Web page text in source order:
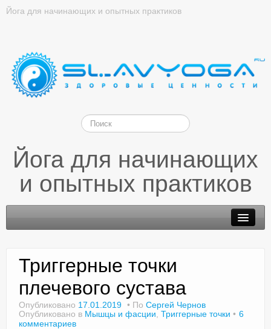
Йога для начинающих и опытных практиков
Йога для начинающих
и опытных практиков
Доктор Чернов
Триггерные точки
плечевого сустава
Опубликовано 17.01.2019 По Сергей Чернов
Опубликовано в Мышцы и фасции Триггерные точки
6
комментариев